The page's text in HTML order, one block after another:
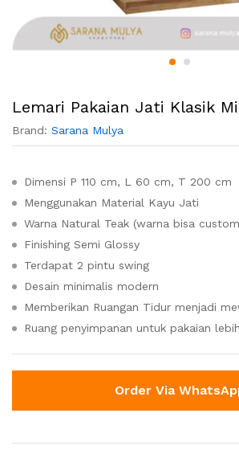
Lemari Pakaian Jati Klasik
Brand: Sarana Mulya
Dimensi P 110 cm, L 60 cm, T 200 cm
Menggunakan Material Kayu Jati
Warna Natural Teak (warna bisa
Finishing Semi Glossy
Terdapat 2 pintu swing
Desain minimalis modern
Memberikan Ruangan Tidur menjadi
Ruang penyimpanan untuk pakaian
Order Via